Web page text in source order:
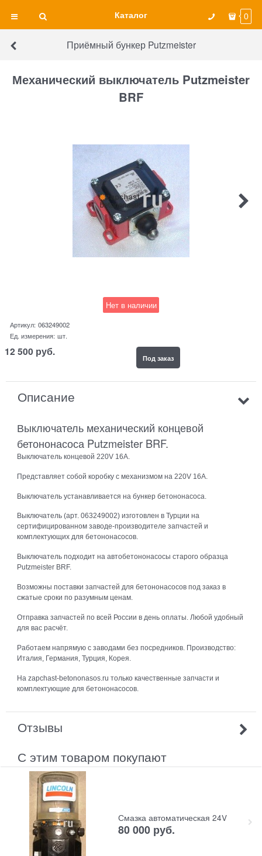
Каталог 0
Приёмный бункер Putzmeister
Механический выключатель Putzmeister
BRF
Нет в наличии
Артикул: 063249002
Ед. измерения: шт.
12 500 руб. Под заказ
Описание
Выключатель механический концевой
бетононасоса Putzmeister BRF.
Выключатель концевой 220V 16A.
Представляет собой коробку с механизмом на 220V 16A.
Выключатель устанавливается на бункер бетононасоса.
Выключатель (арт. 063249002) изготовлен в Турции на
сертифицированном заводе-производителе запчастей и
комплектующих для бетононасосов.
Выключатель подходит на автобетононасосы старого образца
Putzmeister BRF.
Возможны поставки запчастей для бетононасосов под заказ в
сжатые сроки по разумным ценам.
Отправка запчастей по всей России в день оплаты. Любой удобный
для вас расчёт.
Работаем напрямую с заводами без посредников. Производство:
Италия, Германия, Турция, Корея.
На zapchast-betononasos.ru только качественные запчасти и
комплектующие для бетононасосов.
Отзывы
С этим товаром покупают
Смазка автоматическая 24V
80 000 руб.